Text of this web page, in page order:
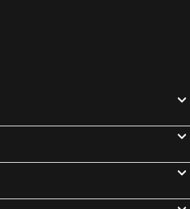
East London, Ostkap Hôtels